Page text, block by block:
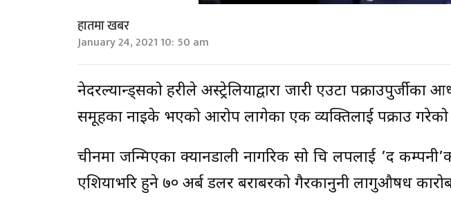
हातमा खबर
January 24, 2021 10: 50 am
नेदरल्यान्ड्सको प्रहरीले अस्ट्रेलियाद्वारा जारी एउटा
समूहका नाइके भएको आरोप लागेका एक व्यक्तिलाई पक्राउ
चीनमा जन्मिएका क्यानडाली नागरिक सो चि लपलाई ’द
एशियाभरि हुने ७० अर्ब डलर बराबरको गैरकानुनी लागुऔषध